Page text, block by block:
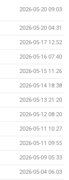
2026-05-20 09:03
2026-05-20 04:31
2026-05-17 12:52
2026-05-16 07:40
2026-05-15 11:26
2026-05-14 18:38
2026-05-13 21:20
2026-05-12 08:20
2026-05-11 10:27
2026-05-11 09:55
2026-05-09 05:33
2026-05-04 06:03